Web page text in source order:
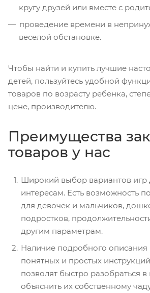
кругу друзей или вместе с
проведение времени в
веселой обстановке.
Чтобы найти и купить лучшие
детей, пользуйтесь удобной
товаров по возрасту ребенка,
цене, производителю.
Преимущества
товаров у нас
Широкий выбор вариантов игр
интересам. Есть возможность
для девочек и мальчиков,
подростков,
другим параметрам.
Наличие подробного
понятных и простых
позволят быстро разобраться в
объяснить их собственному